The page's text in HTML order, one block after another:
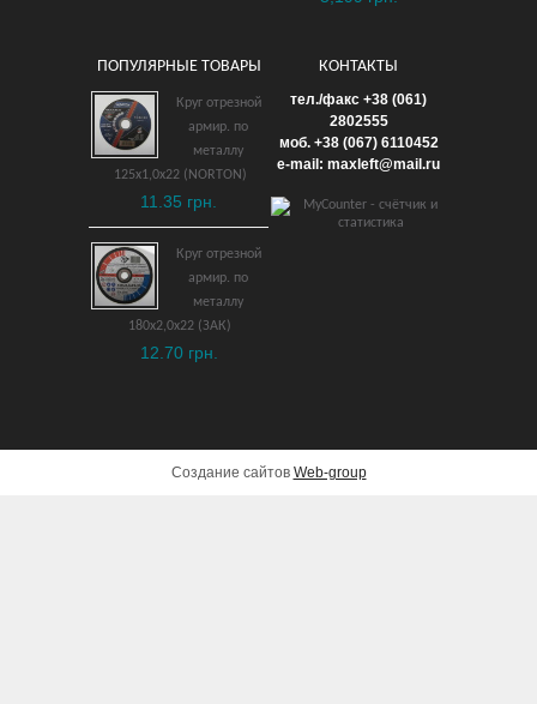
Ключ комбинированный
25 мм взрывобезопасный
2,298 грн.
ДОБАВИТЬ В КОРЗИНУ
ПОПУЛЯРНЫЕ ТОВАРЫ
Круг отрезной
армир. по
металлу
125х1,0х22 (NORTON)
11.35 грн.
Круг отрезной
армир. по
металлу
180х2,0х22 (ЗАК)
12.70 грн.
КОНТАКТЫ
тел./факс +38 (061)
2802555
моб. +38 (067) 6110452
e-mail: maxleft@mail.ru
Создание сайтов Web-group